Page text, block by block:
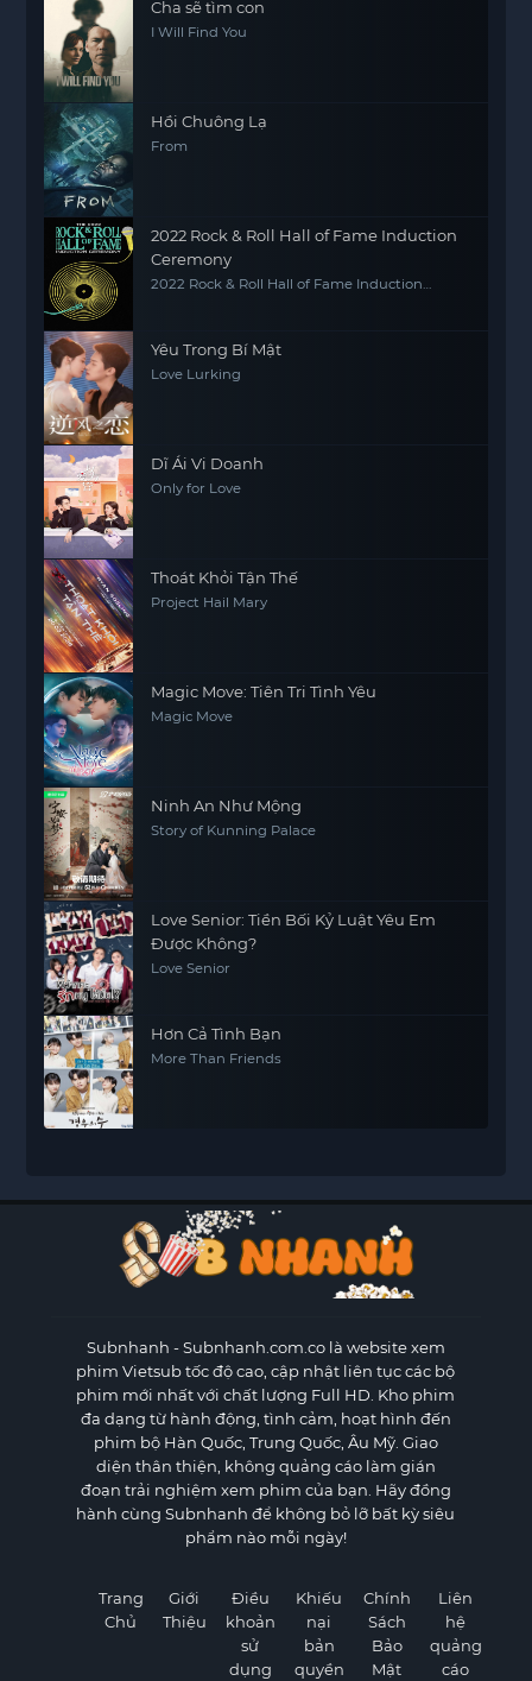
Cha sẽ tìm con
I Will Find You
Hồi Chuông Lạ
From
2022 Rock & Roll Hall of Fame Induction
Ceremony
2022 Rock & Roll Hall of Fame Induction
Yêu Trong Bí Mật
Love Lurking
Dĩ Ái Vi Doanh
Only for Love
Thoát Khỏi Tận Thế
Project Hail Mary
Magic Move: Tiên Tri Tình Yêu
Magic Move
Ninh An Như Mộng
Story of Kunning Palace
Love Senior: Tiền Bối Kỷ Luật Yêu Em
Được Không?
Love Senior
Hơn Cả Tình Bạn
More Than Friends
Subnhanh - Subnhanh.com.co là website xem
phim Vietsub tốc độ cao, cập nhật liên tục các bộ
phim mới nhất với chất lượng Full HD. Kho phim
đa dạng từ hành động, tình cảm, hoạt hình đến
phim bộ Hàn Quốc, Trung Quốc, Âu Mỹ. Giao
diện thân thiện, không quảng cáo làm gián
đoạn trải nghiệm xem phim của bạn. Hãy đồng
hành cùng Subnhanh để không bỏ lỡ bất kỳ siêu
phẩm nào mỗi ngày!
Trang
Chủ
Giới
Thiệu
Điều
khoản
sử
dụng
Khiếu
nại
bản
quyền
Chính
Sách
Bảo
Mật
Liên
hệ
quảng
cáo